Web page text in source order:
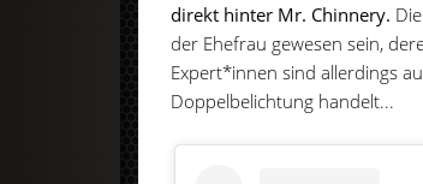
direkt hinter Mr. Chinnery.
der Ehefrau gewesen sein,
Expert*innen sind allerdings
Doppelbelichtung handelt...